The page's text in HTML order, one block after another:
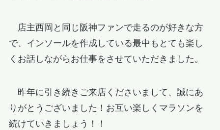
店主西岡と同じ阪神ファンで走るのが好きな方
で、インソールを作成している最中もとても楽し
くお話しながらお仕事をさせていただきました。
昨年に引き続きご来店くださいまして、誠にあ
りがとうございました！お互い楽しくマラソンを
続けていきましょう！！